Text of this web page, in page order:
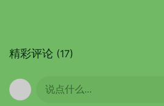
精彩评论 (17)
说点什么...